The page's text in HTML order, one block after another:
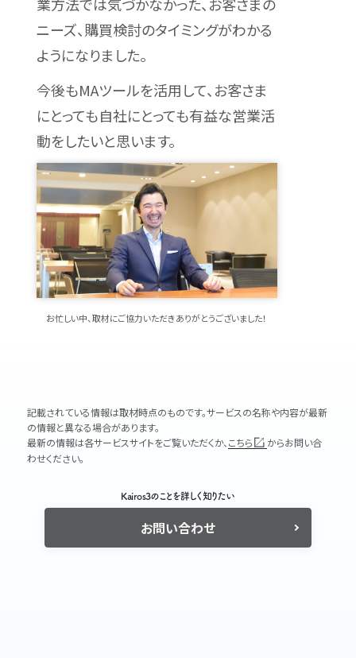
ニーズ、購買検討のタイミングがわかる
ようになりました。
今後もMAツールを活用して、お客さま
にとっても自社にとっても有益な営業活
動をしたいと思います。
お忙しい中、取材にご協力いただきありがとうございました！
記載されている情報は取材時点のものです。サービスの名称や内容が最新
の情報と異なる場合があります。
最新の情報は各サービスサイトをご覧いただくか、 こちら
からお問い合
わせください。
Kairos3のことを詳しく知りたい
お問い合わせ